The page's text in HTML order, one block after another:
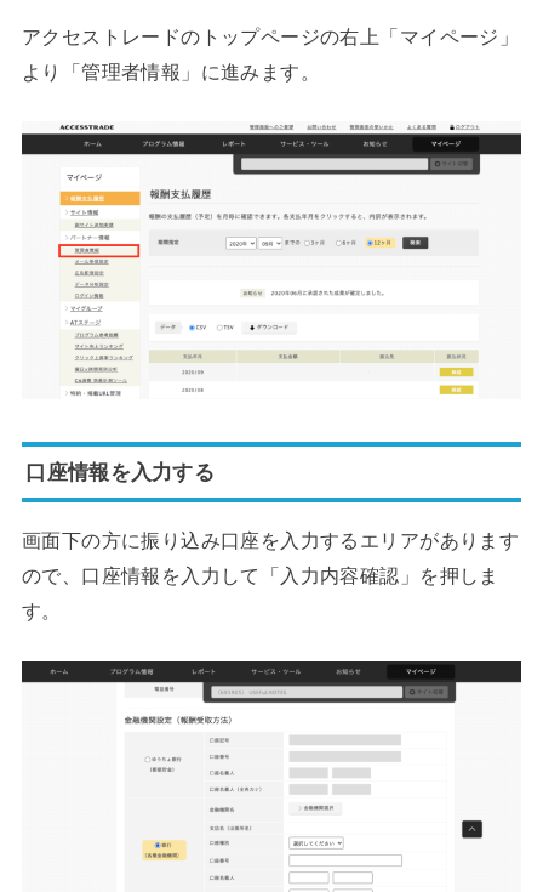
アクセストレードのトップページの右上「マイページ」
より「管理者情報」に進みます。
口座情報を入力する
画面下の方に振り込み口座を入力するエリアがあります
ので、口座情報を入力して「入力内容確認」を押しま
す。